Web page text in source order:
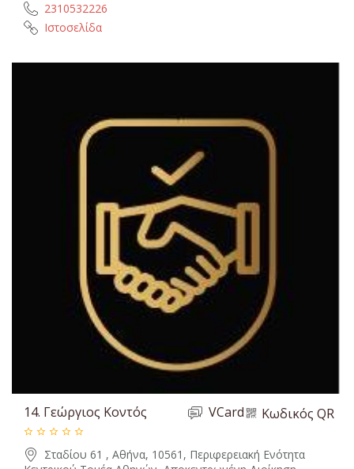
2310532226
Ιστοσελίδα
14. Γεώργιος Κοντός Κωδικός QR
VCard
Σταδίου 61 , Αθήνα, 10561, Περιφερειακή Ενότητα